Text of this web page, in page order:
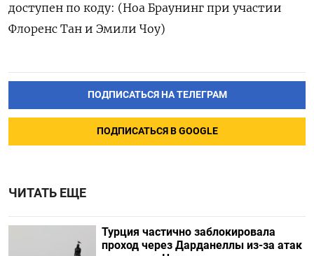
доступен по коду: (Ноа Браунинг при участии
Флоренс Тан и Эмили Чоу)
ПОДПИСАТЬСЯ НА ТЕЛЕГРАМ
ПОДПИСАТЬСЯ В GOOGLE
ЧИТАТЬ ЕЩЕ
Турция частично заблокировала
проход через Дарданеллы из-за атак